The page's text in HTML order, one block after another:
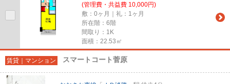
(管理費・共益費 10,000円)
敷：0ヶ月｜礼：1ヶ月
所在階：6階
間取り：1K
面積：22.53㎡
賃貸｜マンション スマートコート菅原